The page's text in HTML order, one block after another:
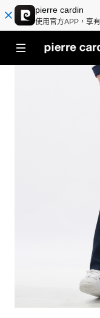
pierre cardin
使用官方APP，享